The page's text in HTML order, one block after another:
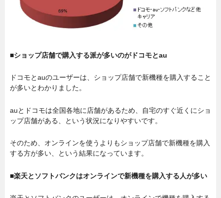
■ショップ店舗で購入する派が多いのがドコモとau
ドコモとauのユーザーは、ショップ店舗で新機種を購入すること
が多いとわかりました。
auとドコモは全国各地に店舗があるため、自宅のすぐ近くにショ
ップ店舗がある、という状況になりやすいです。
そのため、オンラインを使うよりもショップ店舗で新機種を購入
する方が多い、という結果になっています。
■楽天とソフトバンクはオンラインで新機種を購入する人が多い